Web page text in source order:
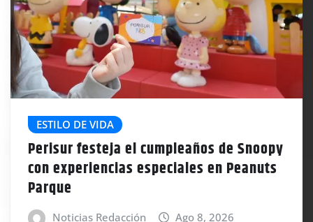
ESTILO DE VIDA
Perisur festeja el cumpleaños de Snoopy
con experiencias especiales en Peanuts
Parque
Noticias Redacción Ago 8, 2026